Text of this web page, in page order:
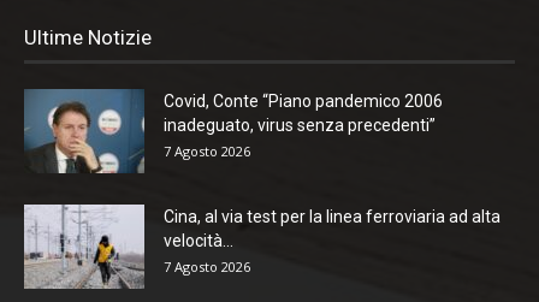
Ultime Notizie
Covid, Conte “Piano pandemico 2006
inadeguato, virus senza precedenti”
7 Agosto 2026
Cina, al via test per la linea ferroviaria ad alta
velocità...
7 Agosto 2026